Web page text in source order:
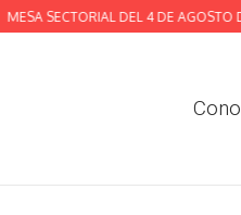
MESA SECTORIAL DEL 4 DE AGOSTO